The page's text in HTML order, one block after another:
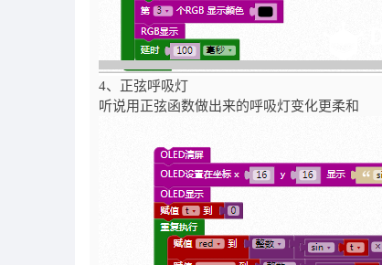
4、正弦呼吸灯
听说用正弦函数做出来的呼吸灯变化更柔和